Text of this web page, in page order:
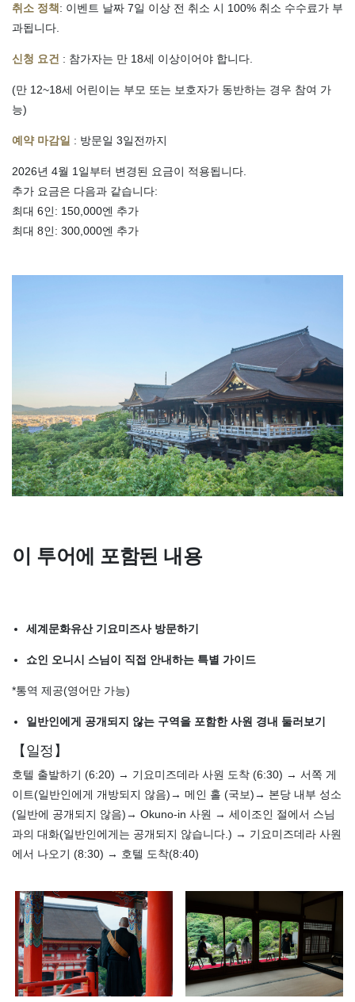
취소 정책: 이벤트 날짜 7일 이상 전 취소 시 100% 취소 수수료가 부
과됩니다.
신청 요건 : 참가자는 만 18세 이상이어야 합니다.
(만 12~18세 어린이는 부모 또는 보호자가 동반하는 경우 참여 가
능)
예약 마감일 : 방문일 3일전까지
2026년 4월 1일부터 변경된 요금이 적용됩니다.
추가 요금은 다음과 같습니다:
최대 6인: 150,000엔 추가
최대 8인: 300,000엔 추가
이 투어에 포함된 내용
세계문화유산 기요미즈사 방문하기
쇼인 오니시 스님이 직접 안내하는 특별 가이드
*통역 제공(영어만 가능)
일반인에게 공개되지 않는 구역을 포함한 사원 경내 둘러보기
【일정】
호텔 출발하기 (6:20) → 기요미즈데라 사원 도착 (6:30) → 서쪽 게
이트(일반인에게 개방되지 않음)→ 메인 홀 (국보)→ 본당 내부 성소
(일반에 공개되지 않음)→ Okuno-in 사원 → 세이조인 절에서 스님
과의 대화(일반인에게는 공개되지 않습니다.) → 기요미즈데라 사원
에서 나오기 (8:30) → 호텔 도착(8:40)